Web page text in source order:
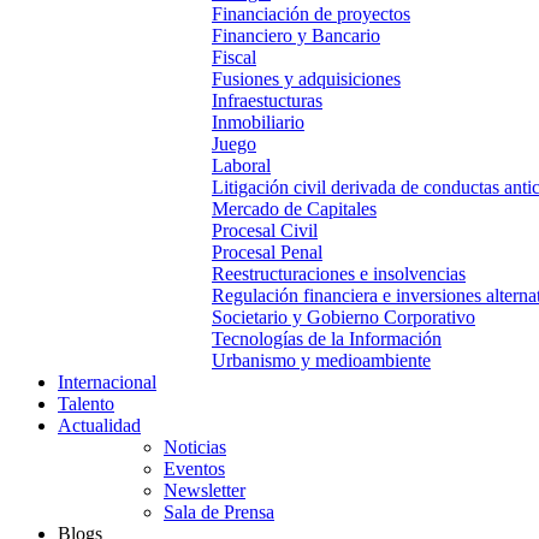
Financiación de proyectos
Financiero y Bancario
Fiscal
Fusiones y adquisiciones
Infraestucturas
Inmobiliario
Juego
Laboral
Litigación civil derivada de conductas
Mercado de Capitales
Procesal Civil
Procesal Penal
Reestructuraciones e insolvencias
Regulación financiera e inversiones
Societario y Gobierno Corporativo
Tecnologías de la Información
Urbanismo y medioambiente
Internacional
Talento
Actualidad
Noticias
Eventos
Newsletter
Sala de Prensa
Blogs